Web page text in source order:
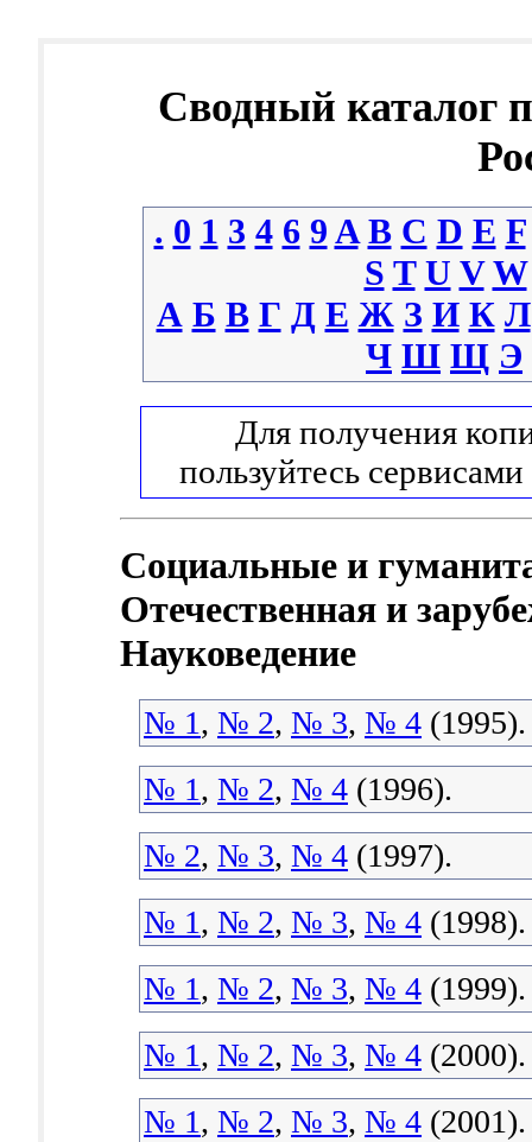
Сводный каталог
. 0 1 3 4 6 9 A B C D E F
S T U V W
А Б В Г Д Е Ж З И К Л
Ч Ш Щ Э
Для получения
пользуйтесь сервисами
Социальные и
Отечественная и
Науковедение
№ 1, № 2, № 3, № 4 (1995).
№ 1, № 2, № 4 (1996).
№ 2, № 3, № 4 (1997).
№ 1, № 2, № 3, № 4 (1998).
№ 1, № 2, № 3, № 4 (1999).
№ 1, № 2, № 3, № 4 (2000).
№ 1, № 2, № 3, № 4 (2001).